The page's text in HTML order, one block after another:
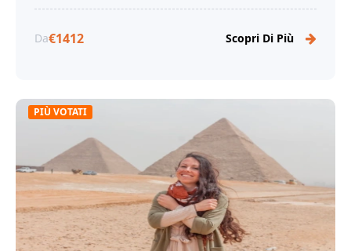
Da€1412 Scopri Di Più
PIÙ VOTATI